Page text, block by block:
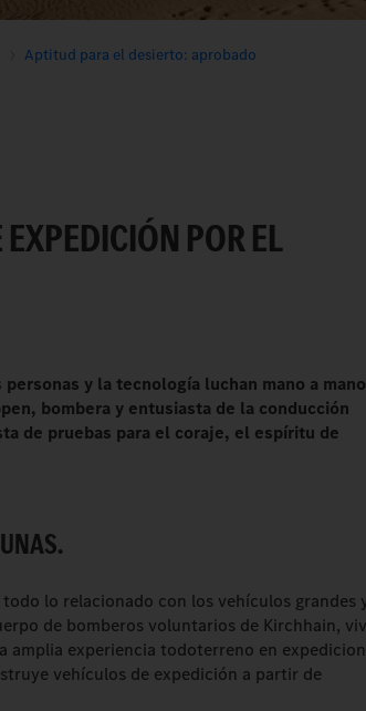
Aptitud para el desierto: aprobado
POR EL
y la tecnología luchan mano a mano
bombera y entusiasta de la conducción
de pruebas para el coraje, el espíritu de
lo relacionado con los vehículos grandes
de bomberos voluntarios de Kirchhain,
amplia experiencia todoterreno en
vehículos de expedición a partir de